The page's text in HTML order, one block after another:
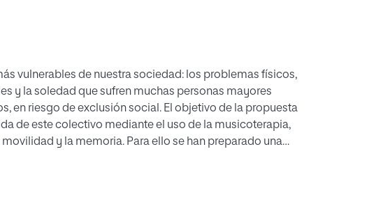
vulnerables de nuestra sociedad: los problemas físicos,
y la soledad que sufren muchas personas mayores
en riesgo de exclusión social. El objetivo de la propuesta
de este colectivo mediante el uso de la musicoterapia,
y la memoria. Para ello se han preparado una